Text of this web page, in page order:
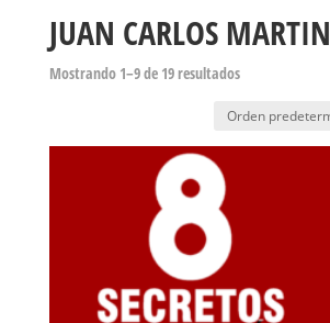
JUAN CARLOS MARTIN
Mostrando 1–9 de 19 resultados